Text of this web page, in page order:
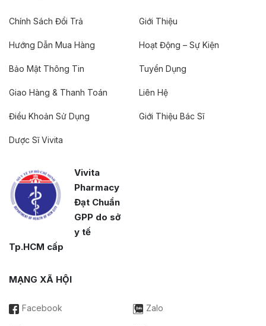
Chính Sách Đổi Trả
Hướng Dẫn Mua Hàng
Bảo Mật Thông Tin
Giao Hàng & Thanh Toán
Điều Khoản Sử Dụng
Dược Sĩ Vivita
Vivita
Pharmacy
Đạt Chuẩn
GPP do sở
y tế
Tp.HCM cấp
Giới Thiệu
Hoạt Động – Sự Kiện
Tuyển Dụng
Liên Hệ
Giới Thiệu Bác Sĩ
MẠNG XÃ HỘI
Facebook Zalo